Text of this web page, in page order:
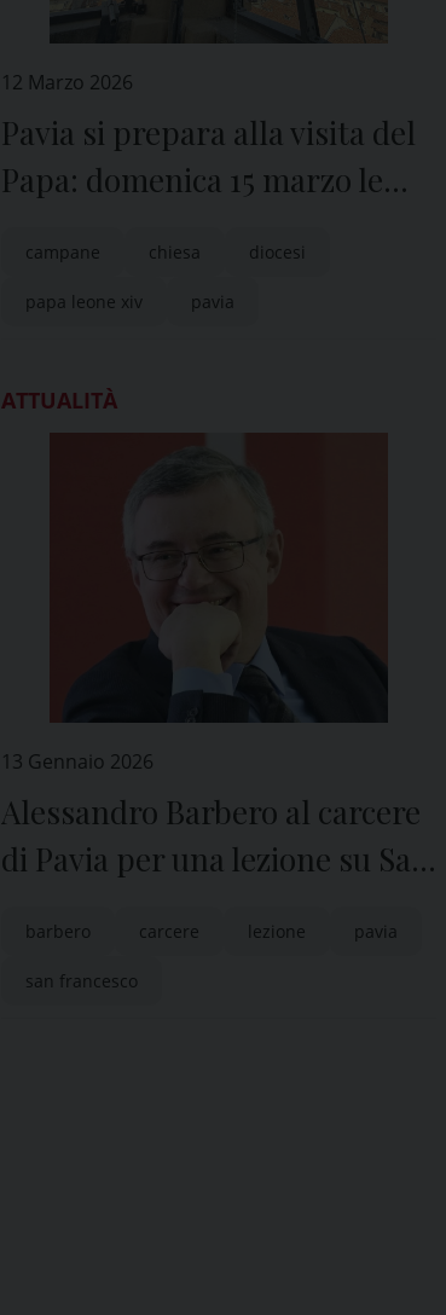
12 Marzo 2026
Pavia si prepara alla visita del
Papa: domenica 15 marzo le
Diocesi
campane chiesa diocesi
papa leone xiv pavia
ATTUALITÀ
13 Gennaio 2026
Alessandro Barbero al carcere
di Pavia per una lezione su San
barbero carcere lezione pavia
san francesco